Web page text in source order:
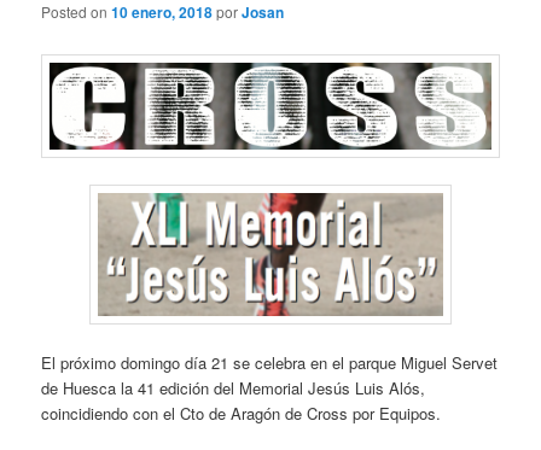
Posted on10 enero, 2018porJosan
El próximo domingo día 21 se celebra en el parque Miguel Servet
de Huesca la 41 edición del Memorial Jesús Luis Alós,
coincidiendo con el Cto de Aragón de Cross por Equipos.